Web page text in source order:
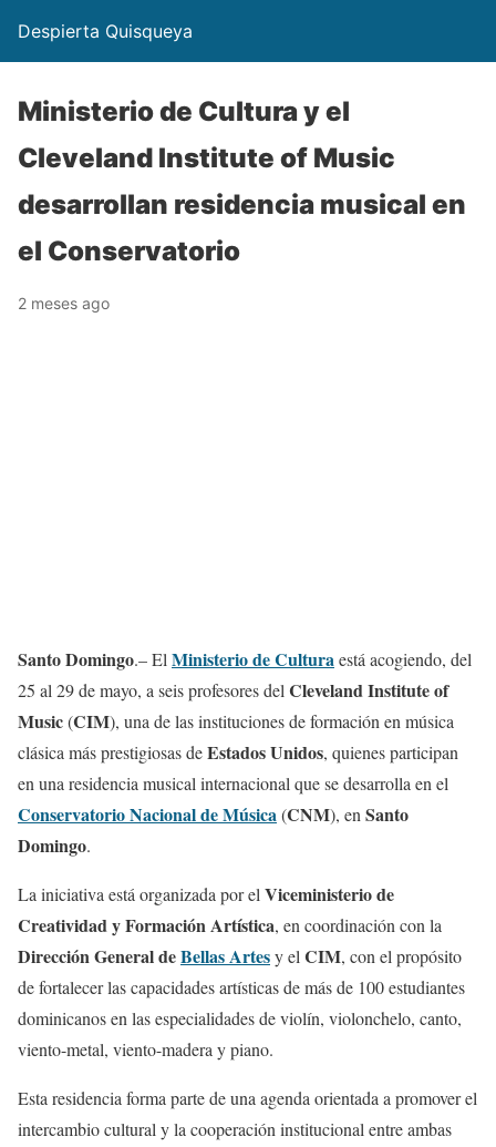
Despierta Quisqueya
Ministerio de Cultura y el
Cleveland Institute of Music
desarrollan residencia musical en
el Conservatorio
2 meses ago
Santo Domingo.– ElMinisterio de Culturaestá acogiendo, del
25 al 29 de mayo, a seis profesores delCleveland Institute of
Music(CIM), una de las instituciones de formación en música
clásica más prestigiosas deEstados Unidos, quienes participan
en una residencia musical internacional que se desarrolla en el
Conservatorio Nacional de Música(CNM), enSanto
Domingo.
La iniciativa está organizada por elViceministerio de
Creatividad y Formación Artística, en coordinación con la
Dirección General deBellas Artesy elCIM, con el propósito
de fortalecer las capacidades artísticas de más de 100 estudiantes
dominicanos en las especialidades de violín, violonchelo, canto,
viento-metal, viento-madera y piano.
Esta residencia forma parte de una agenda orientada a promover el
intercambio cultural y la cooperación institucional entre ambas